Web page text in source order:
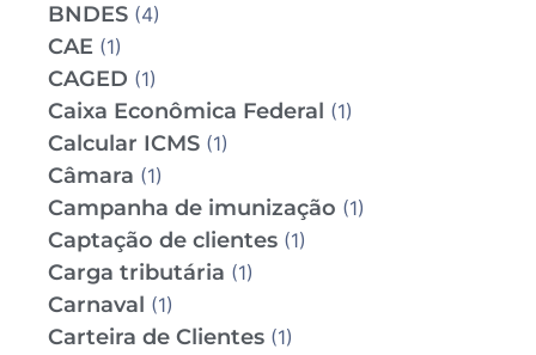
BNDES (4)
CAE (1)
CAGED (1)
Caixa Econômica Federal (1)
Calcular ICMS (1)
Câmara (1)
Campanha de imunização (1)
Captação de clientes (1)
Carga tributária (1)
Carnaval (1)
Carteira de Clientes (1)